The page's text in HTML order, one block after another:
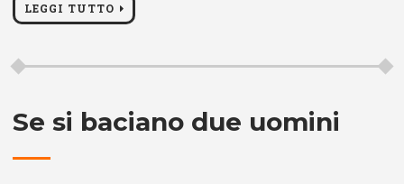
LEGGI TUTTO
Se si baciano due uomini